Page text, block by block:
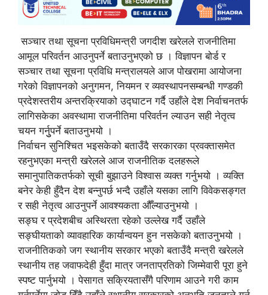
सञ्चार तथा सूचना प्रविधिमन्त्री जगदीश खरेलले राजनीतिमा
आमूल परिवर्तन आउनुपर्ने बताउनुभएको छ । विज्ञापन बोर्ड र
सञ्चार तथा सूचना प्रविधि मन्त्रालयले आज पोखरामा आयोजना
गरेको विज्ञापनको अनुगमन, नियमन र व्यवस्थापनसम्बन्धी गण्डकी
प्रदेशस्तरीय अन्तरक्रियाको उद्घाटन गर्दै उहाँले देश निर्वाचनतर्फ
लागिसकेका अवस्थामा राजनीतिमा परिवर्तन ल्याउन सही नेतृत्व
चयन गर्नुुपर्ने बताउनुभयो ।
निर्वाचन सुनिश्चित भइसकेको बताउँदै सरकारका प्रवक्तासमेत
रहनुभएका मन्त्री खरेलले आज राजनीतिक दलहरूले
समानुपातिकतर्फको सूची बुझाउने विश्वास व्यक्त गर्नुभयो । व्यक्ति
बनेर केही हुँदैन देश बन्नुपर्छ भन्दै उहाँले यसका लागि विवेकसङ्गत
र सही नेतृत्व आउनुपर्ने आवश्यकता औँल्याउनुभयो ।
सङ्घ र प्रदेशबीच अस्थिरता रहेको उल्लेख गर्दै उहाँले
सङ्घीयताको व्यावहारिक कार्यान्वयन हुन नसकेको बताउनुभयो ।
राजनीतिकको जग स्थानीय सरकार भएको बताउँदै मन्त्री खरेलले
स्थानीय तह जवाफदेही हुँदा मात्र जनताप्रतिको जिम्मेवारी पूरा हुने
स्पष्ट पार्नुभयो । पेसागत सक्रियतासँगै परिणाम आउने गरी काम